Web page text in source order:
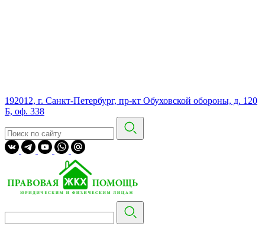
192012, г. Санкт-Петербург, пр-кт Обуховской обороны, д. 120
Б, оф. 338